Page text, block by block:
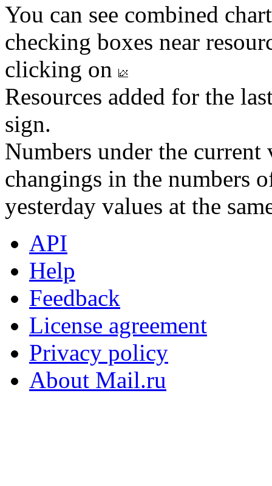
You can see combined
checking boxes near
clicking on
Resources added for the
sign.
Numbers under the
changings in the numbers
yesterday values at the
API
Help
Feedback
License agreement
Privacy policy
About Mail.ru